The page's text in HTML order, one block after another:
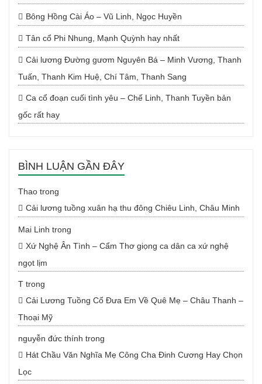
Bông Hồng Cài Áo – Vũ Linh, Ngọc Huyền
Tân cổ Phi Nhung, Mạnh Quỳnh hay nhất
Cải lương Đường gươm Nguyên Bá – Minh Vương, Thanh
Tuấn, Thanh Kim Huệ, Chí Tâm, Thanh Sang
Ca cổ đoạn cuối tình yêu – Chế Linh, Thanh Tuyền bản
gốc rất hay
BÌNH LUẬN GẦN ĐÂY
Thao trong
Cải lương tuồng xuân hạ thu đông Chiêu Linh, Châu Minh
Mai Linh trong
Xứ Nghệ Ân Tình – Cẩm Thơ giọng ca dân ca xứ nghệ
ngọt lịm
T trong
Cải Lương Tuồng Cổ Đưa Em Về Quê Mẹ – Châu Thanh –
Thoại Mỹ
nguyễn đức thính trong
Hát Chầu Văn Nghĩa Mẹ Công Cha Đinh Cương Hay Chọn
Lọc